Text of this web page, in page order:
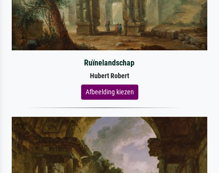
Ruïnelandschap
Hubert Robert
Afbeelding kiezen